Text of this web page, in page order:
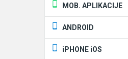
MOB. APLIKACIJE
ANDROID
iPHONE iOS